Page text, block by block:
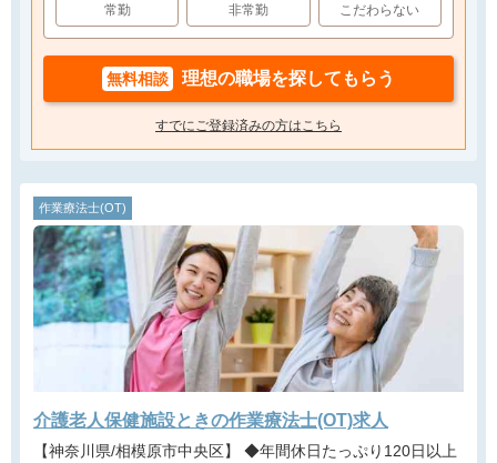
常勤 非常勤 こだわらない
無料相談 理想の職場を探してもらう
すでにご登録済みの方はこちら
作業療法士(OT)
介護老人保健施設ときの作業療法士(OT)求人
【神奈川県/相模原市中央区】 ◆年間休日たっぷり120日以上